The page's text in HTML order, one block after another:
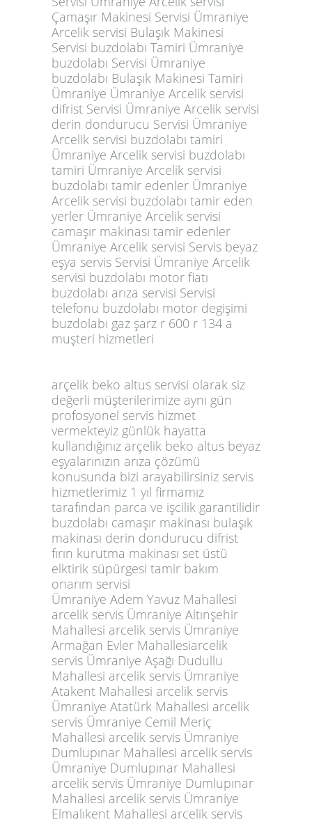
arçelik beko altus servisi olarak siz
değerli müşterilerimize aynı gün
profosyonel servis hizmet
vermekteyiz günlük hayatta
kullandığınız arçelik beko altus beyaz
eşyalarınızın arıza çözümü
konusunda bizi arayabilirsiniz servis
hizmetlerimiz 1 yıl firmamız
tarafından parca ve işcilik garantilidir
buzdolabı camaşır makinası bulaşık
makinası derin dondurucu difrist
fırın kurutma makinası set üstü
elktirik süpürgesi tamir bakım
onarım servisi
Ümraniye Adem Yavuz Mahallesi
arcelik servis Ümraniye Altınşehir
Mahallesi arcelik servis Ümraniye
Armağan Evler Mahallesiarcelik
servis Ümraniye Aşağı Dudullu
Mahallesi arcelik servis Ümraniye
Atakent Mahallesi arcelik servis
Ümraniye Atatürk Mahallesi arcelik
servis Ümraniye Cemil Meriç
Mahallesi arcelik servis Ümraniye
Dumlupınar Mahallesi arcelik servis
Ümraniye Dumlupınar Mahallesi
arcelik servis Ümraniye Dumlupınar
Mahallesi arcelik servis Ümraniye
Elmalıkent Mahallesi arcelik servis